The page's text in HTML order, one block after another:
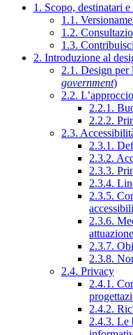
1. Scopo, destinatari
1.1.
1.2.
1.3.
2. Introduzione al
2.1. Design per
government)
2.2.
2.2.1.
2.2.2.
2.3.
2.3.1.
2.3.2.
2.3.3.
2.3.4.
2.3.5.
2.3.6.
attuazione
2.3.7.
2.3.8.
2.4. Privacy
2.4.1.
2.4.2.
2.4.3. Le